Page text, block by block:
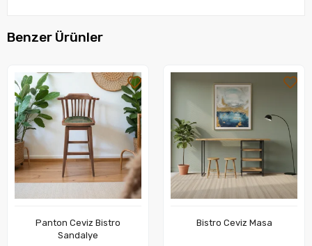
Benzer Ürünler
Sepete Ekle
Panton Ceviz Bistro
Sandalye
Bistro Ceviz Masa